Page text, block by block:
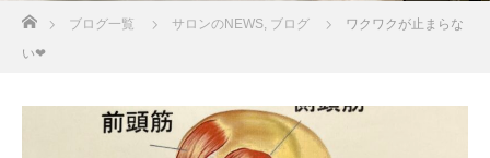
ブログ一覧 サロンのNEWS, ブログ
ワクワクが止まらな
い❤︎